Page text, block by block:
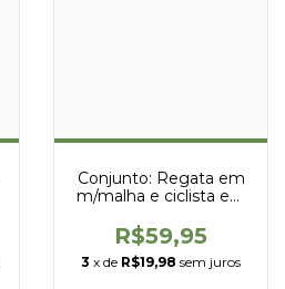
Conjunto: Regata em
m/malha e ciclista em
1001813
R$59,95
3 x de R$19,98 sem juros